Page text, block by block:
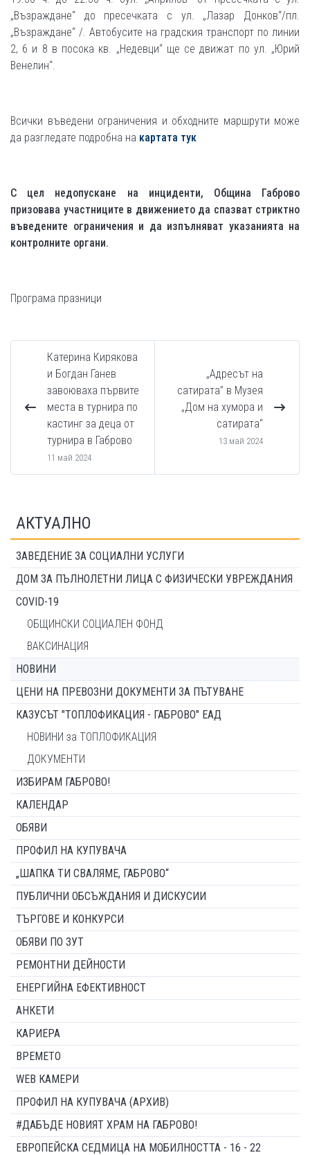
„Възраждане“ до пресечката с ул. „Лазар Донков“/пл.
„Възраждане“ /. Автобусите на градския транспорт по линии
2, 6 и 8 в посока кв. „Недевци“ ще се движат по ул. „Юрий
Венелин“.
Всички въведени ограничения и обходните маршрути може
да разгледате подробна на картата тук
С цел недопускане на инциденти, Община Габрово
призовава участниците в движението да спазват стриктно
въведените ограничения и да изпълняват указанията на
контролните органи.
Програма празници
Катерина Кирякова
и Богдан Ганев
завоюваха първите
места в турнира по
кастинг за деца от
турнира в Габрово
11 май 2024
„Адресът на
сатирата” в Музея
„Дом на хумора и
сатирата“
13 май 2024
АКТУАЛНО
ЗАВЕДЕНИЕ ЗА СОЦИАЛНИ УСЛУГИ
ДОМ ЗА ПЪЛНОЛЕТНИ ЛИЦА С ФИЗИЧЕСКИ УВРЕЖДАНИЯ
COVID-19
ОБЩИНСКИ СОЦИАЛЕН ФОНД
ВАКСИНАЦИЯ
НОВИНИ
ЦЕНИ НА ПРЕВОЗНИ ДОКУМЕНТИ ЗА ПЪТУВАНЕ
КАЗУСЪТ "ТОПЛОФИКАЦИЯ - ГАБРОВО" ЕАД
НОВИНИ за ТОПЛОФИКАЦИЯ
ДОКУМЕНТИ
ИЗБИРАМ ГАБРОВО!
КАЛЕНДАР
ОБЯВИ
ПРОФИЛ НА КУПУВАЧА
„ШАПКА ТИ СВАЛЯМЕ, ГАБРОВО“
ПУБЛИЧНИ ОБСЪЖДАНИЯ И ДИСКУСИИ
ТЪРГОВЕ И КОНКУРСИ
ОБЯВИ ПО ЗУТ
РЕМОНТНИ ДЕЙНОСТИ
ЕНЕРГИЙНА ЕФЕКТИВНОСТ
АНКЕТИ
КАРИЕРА
ВРЕМЕТО
WEB КАМЕРИ
ПРОФИЛ НА КУПУВАЧА (АРХИВ)
#ДАБЪДЕ НОВИЯТ ХРАМ НА ГАБРОВО!
ЕВРОПЕЙСКА СЕДМИЦА НА МОБИЛНОСТТА - 16 - 22